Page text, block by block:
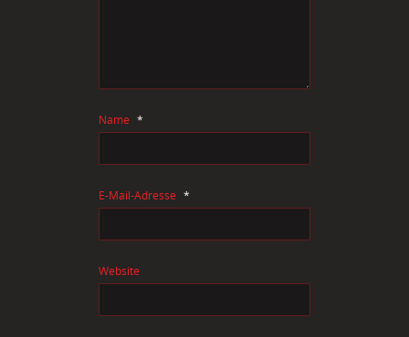
Name *
E-Mail-Adresse *
Website